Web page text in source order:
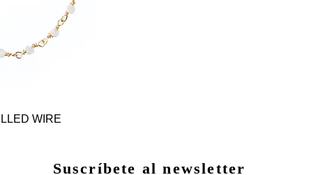
WIRE
Suscríbete al newsletter